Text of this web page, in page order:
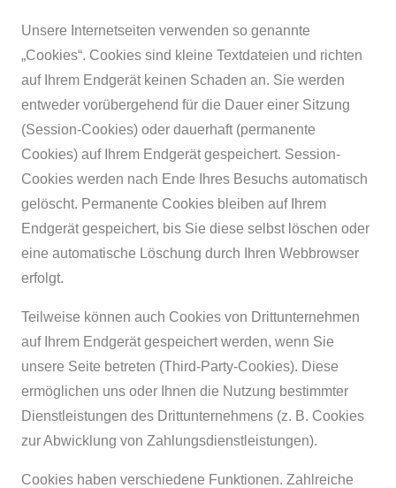
Unsere Internetseiten verwenden so genannte
„Cookies“. Cookies sind kleine Textdateien und richten
auf Ihrem Endgerät keinen Schaden an. Sie werden
entweder vorübergehend für die Dauer einer Sitzung
(Session-Cookies) oder dauerhaft (permanente
Cookies) auf Ihrem Endgerät gespeichert. Session-
Cookies werden nach Ende Ihres Besuchs automatisch
gelöscht. Permanente Cookies bleiben auf Ihrem
Endgerät gespeichert, bis Sie diese selbst löschen oder
eine automatische Löschung durch Ihren Webbrowser
erfolgt.
Teilweise können auch Cookies von Drittunternehmen
auf Ihrem Endgerät gespeichert werden, wenn Sie
unsere Seite betreten (Third-Party-Cookies). Diese
ermöglichen uns oder Ihnen die Nutzung bestimmter
Dienstleistungen des Drittunternehmens (z. B. Cookies
zur Abwicklung von Zahlungsdienstleistungen).
Cookies haben verschiedene Funktionen. Zahlreiche